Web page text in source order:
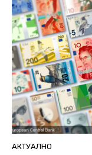
АКТУАЛНО